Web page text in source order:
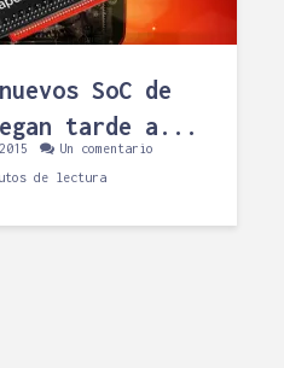
SoC de
tarde a...
Un comentario
de lectura